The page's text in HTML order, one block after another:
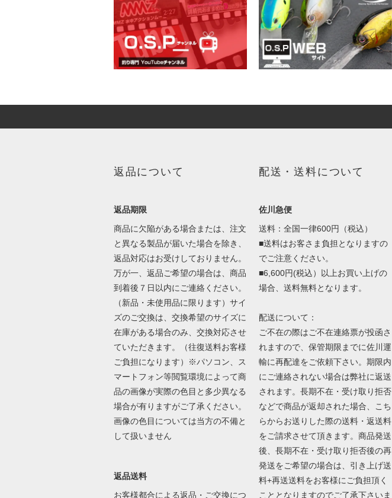
返品について
返品期限
商品に欠陥がある場合または、注文
と異なる製品が届いた場合を除き、
返品対応はお受けしておりません。
万が一、返品ご希望の場合は、商品
到着後７日以内にご連絡ください。
（新品・未使用品に限ります）サイ
ズのご交換は、交換希望のサイズに
在庫がある場合のみ、交換対応させ
ていただきます。（往復送料お客様
ご負担になります）※パソコン、ス
マートフォン等閲覧環境によって商
品の画像が実際の色目と多少異なる
場合が有りますがご了承ください。
画像の色目については当方の不備と
して扱いません
返品送料
お客様都合による返品・ご交換につ
配送・送料について
佐川急便
送料：全国一律600円（税込）
■送料はお客さま負担となりますの
でご注意ください。
■6,600円(税込）以上お買い上げの
場合、送料無料となります。
配送について：
ご不在の際はご不在連絡票が投函さ
れますので、保管期限までに佐川運
輸に再配達をご依頼下さい。期限内
にご連絡されない場合は弊社に返送
されます。長期不在・受け取り拒否
などで商品が返却された場合、こち
らからお送りした際の送料・返送料
をご請求させて頂きます。商品発送
後、長期不在・受け取り拒否後の再
発送をご希望の場合は、引き上げ送
料+再送送料をお客様にご負担頂く
こととなりますのでご了承下さいま